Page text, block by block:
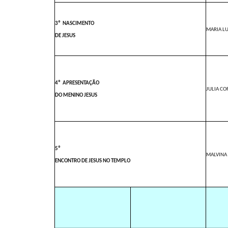
3º NASCIMENTO
DE JESUS
MARIA
4º APRESENTAÇÃO
DO MENINO JESUS
JULIA
5º
ENCONTRO DE JESUS NO TEMPLO
MALVINA